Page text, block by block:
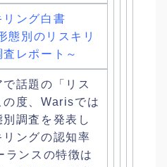
リング白書
態別のリスキリ
レポート～
話題の「リス
度、 Warisでは
調査を発表し
リングの認知率
ランスの特徴は